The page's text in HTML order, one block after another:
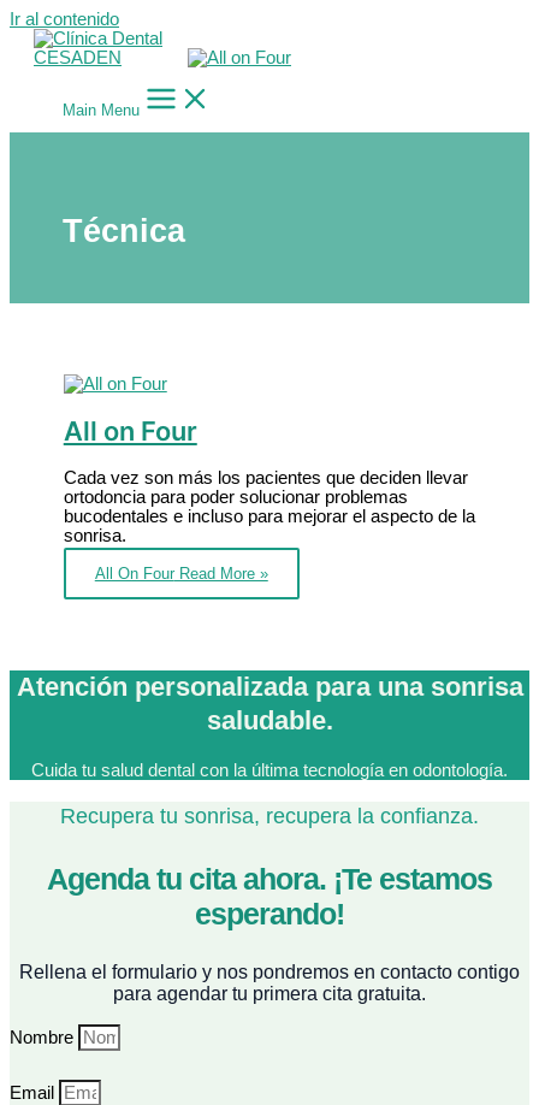
Ir al contenido
Main Menu
Técnica
All on Four
Cada vez son más los pacientes que deciden llevar
ortodoncia para poder solucionar problemas
bucodentales e incluso para mejorar el aspecto de la
sonrisa.
All On FourRead More »
Atención personalizada para una sonrisa
saludable.
Cuida tu salud dental con la última tecnología en odontología.
Recupera tu sonrisa, recupera la confianza.
Agenda tu cita ahora. ¡Te estamos
esperando!
Rellena el formulario y nos pondremos en contacto contigo
para agendar tu primera cita gratuita.
Nombre
Email